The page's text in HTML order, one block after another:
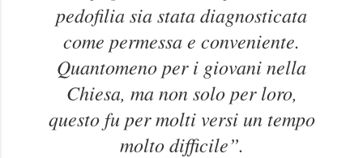
pedofilia sia stata diagnosticata
come permessa e conveniente.
Quantomeno per i giovani nella
Chiesa, ma non solo per loro,
questo fu per molti versi un tempo
molto difficile”.